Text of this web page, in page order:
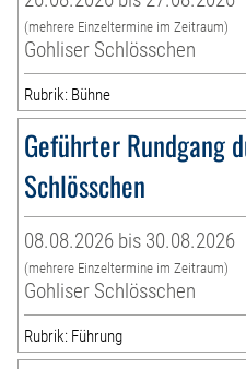
(mehrere Einzeltermine im Zeitraum)
Gohliser Schlösschen
Rubrik: Bühne
Geführter Rundgang
Schlösschen
08.08.2026 bis 30.08.2026
(mehrere Einzeltermine im Zeitraum)
Gohliser Schlösschen
Rubrik: Führung